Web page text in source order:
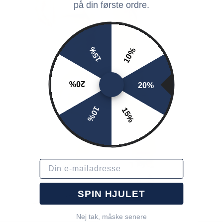
på din første ordre.
10%
20%
15%
10%
20%
15%
Email
SPIN HJULET
Nej tak, måske senere